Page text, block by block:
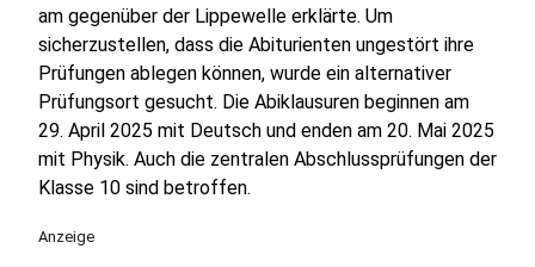
am gegenüber der Lippewelle erklärte. Um
sicherzustellen, dass die Abiturienten ungestört ihre
Prüfungen ablegen können, wurde ein alternativer
Prüfungsort gesucht. Die Abiklausuren beginnen am
29. April 2025 mit Deutsch und enden am 20. Mai 2025
mit Physik. Auch die zentralen Abschlussprüfungen der
Klasse 10 sind betroffen.
Anzeige